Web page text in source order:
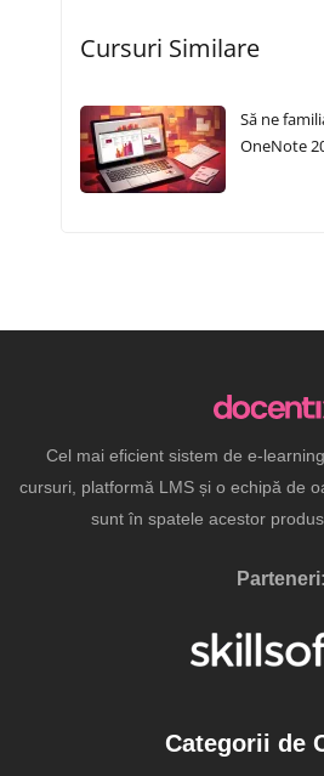
Cursuri Similare
Să ne
OneNote
Cel mai eficient sistem de e-
cursuri, platformă LMS și o echipă de
sunt în spatele acestor
Parteneri:
Categorii de